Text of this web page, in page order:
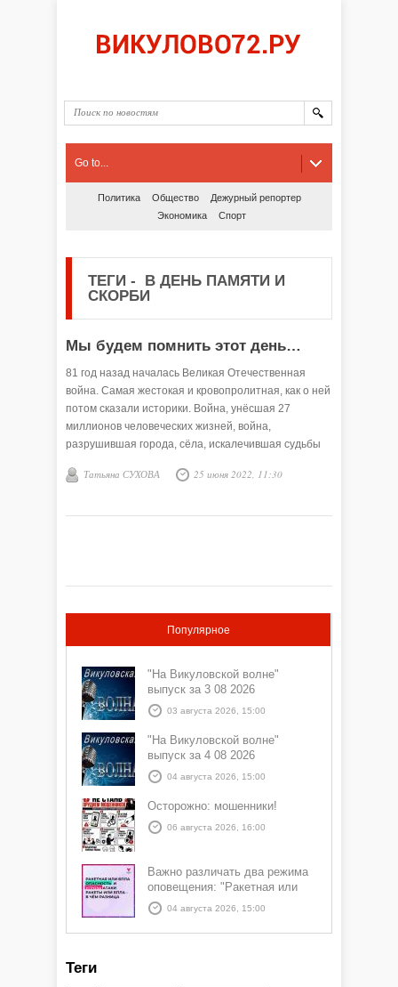
Go to...
Политика Общество
Дежурный репортер
Экономика
Спорт
ТЕГИ - В ДЕНЬ ПАМЯТИ И
СКОРБИ
Мы будем помнить этот день…
81 год назад началась Великая Отечественная
война. Самая жестокая и кровопролитная, как о ней
потом сказали историки. Война, унёсшая 27
миллионов человеческих жизней, война,
разрушившая города, сёла, искалечившая судьбы
Татьяна СУХОВА 25 июня 2022, 11:30
Популярное
"На Викуловской волне"
выпуск за 3 08 2026
03 августа 2026, 15:00
"На Викуловской волне"
выпуск за 4 08 2026
04 августа 2026, 15:00
Осторожно: мошенники!
06 августа 2026, 16:00
Важно различать два режима
оповещения: "Ракетная или
БПЛА опасность" и "Угроза
атаки ракеты или БПЛА"
04 августа 2026, 15:00
Теги